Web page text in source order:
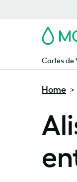
MOO
Cartes de
Home >